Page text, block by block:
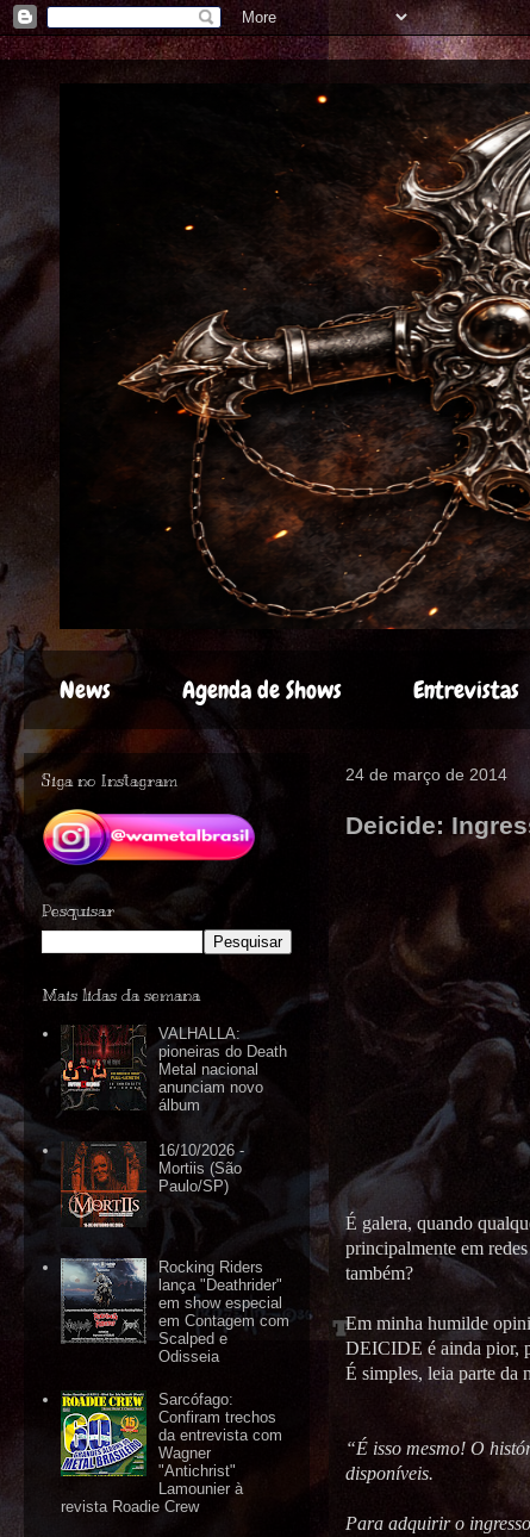
News Agenda de Shows Entrevistas
24 de março de 2014
Deicide:
É galera, quando
principalmente em
também?
Em minha humilde
DEICIDE é ainda pior,
É simples, leia parte da
“É isso mesmo! O
disponíveis.
Para adquirir o
Siga no Instagram
Pesquisar
Mais lidas da semana
VALHALLA:
pioneiras do Death
Metal nacional
anunciam novo
álbum
16/10/2026 -
Mortiis (São
Paulo/SP)
Rocking Riders
lança "Deathrider"
em show especial
em Contagem com
Scalped e
Odisseia
Sarcófago:
Confiram trechos
da entrevista com
Wagner
"Antichrist"
Lamounier à
revista Roadie Crew